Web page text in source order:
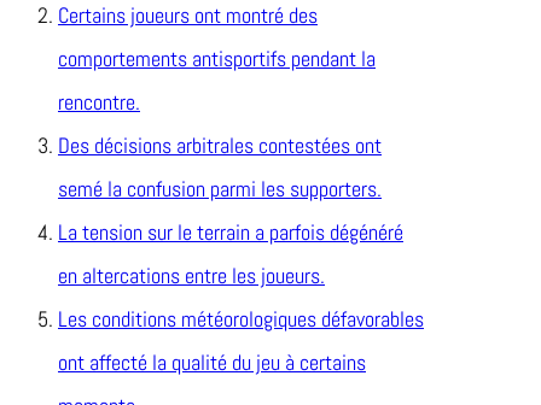
Certains joueurs ont montré des
comportements antisportifs pendant la
rencontre.
Des décisions arbitrales contestées ont
semé la confusion parmi les supporters.
La tension sur le terrain a parfois dégénéré
en altercations entre les joueurs.
Les conditions météorologiques défavorables
ont affecté la qualité du jeu à certains